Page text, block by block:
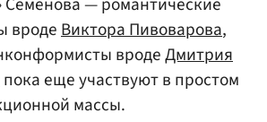
вроде Виктора Пивоварова,
вродеДмитрия
пока еще участвуют в простом
массы.